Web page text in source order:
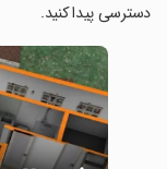
دسترسی پیدا کنید.